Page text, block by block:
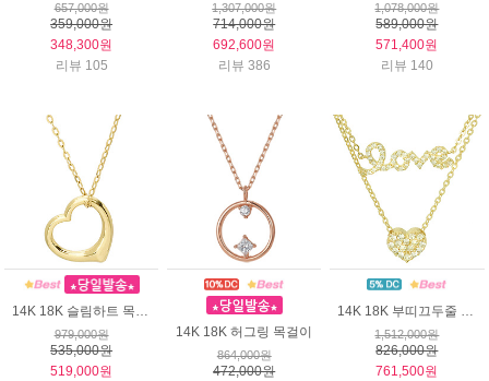
657,000원
359,000원
348,300원
리뷰 105
1,307,000원
714,000원
692,600원
리뷰 386
1,078,000원
589,000원
571,400원
리뷰 140
14K 18K 슬림하트 목걸이
979,000원
535,000원
519,000원
14K 18K 허그링 목걸이
864,000원
472,000원
14K 18K 부띠끄두줄 목걸이
1,512,000원
826,000원
761,500원